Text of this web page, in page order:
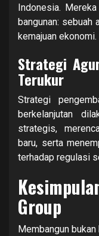
Indonesia.
bangunan:
kemajuan ekonomi.
Strategi
Terukur
Strategi
berkelanjutan
strategis,
baru, serta
terhadap regulasi
Group
Membangun